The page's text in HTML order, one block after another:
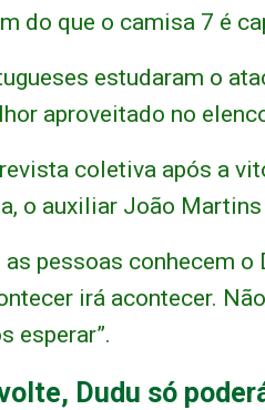
do que o camisa 7 é
estudaram o
aproveitado no
coletiva após a
o auxiliar João
as pessoas conhecem o
irá acontecer.
esperar”.
Dudu só